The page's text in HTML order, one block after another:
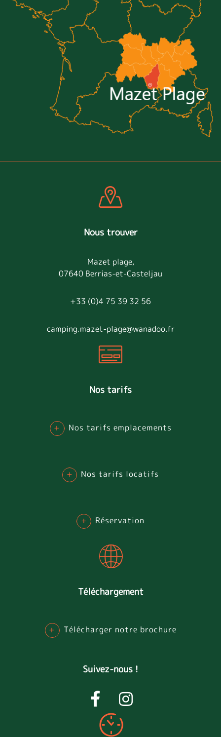
Nous trouver
Mazet plage,
07640 Berrias-et-Casteljau
+33 (0)4 75 39 32 56
camping.mazet-plage@wanadoo.fr
Nos tarifs
+ Nos tarifs emplacements
+ Nos tarifs locatifs
+ Réservation
Téléchargement
+ Télécharger notre brochure
Suivez-nous !